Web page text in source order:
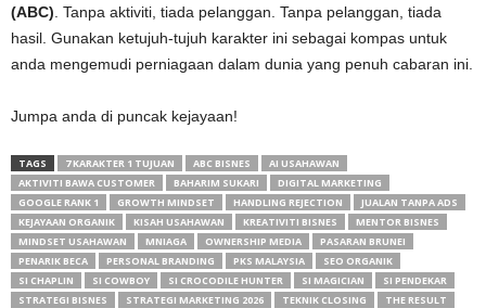
(ABC). Tanpa aktiviti, tiada pelanggan. Tanpa pelanggan, tiada
hasil. Gunakan ketujuh-tujuh karakter ini sebagai kompas untuk
anda mengemudi perniagaan dalam dunia yang penuh cabaran ini.
Jumpa anda di puncak kejayaan!
TAGS 7 KARAKTER 1 TUJUAN ABC BISNES
AI USAHAWAN
AKTIVITI BAWA CUSTOMER
BAHARIM SUKARI
DIGITAL MARKETING
GOOGLE RANK 1
GROWTH MINDSET HANDLING REJECTION
JUALAN TANPA ADS
KEJAYAAN ORGANIK
KISAH USAHAWAN KREATIVITI BISNES
MENTOR BISNES
MINDSET USAHAWAN
MNIAGA OWNERSHIP MEDIA
PASARAN BRUNEI
PENARIK BECA
PERSONAL BRANDING PKS MALAYSIA
SEO ORGANIK
SI CHAPLIN
SI COWBOY SI CROCODILE HUNTER SI MAGICIAN
SI PENDEKAR
STRATEGI BISNES
STRATEGI MARKETING 2026 TEKNIK CLOSING
THE RESULT